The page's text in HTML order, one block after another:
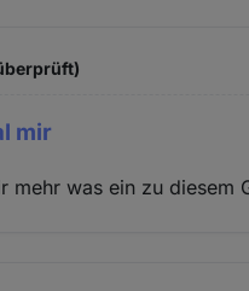
mir
mehr was ein zu diesem